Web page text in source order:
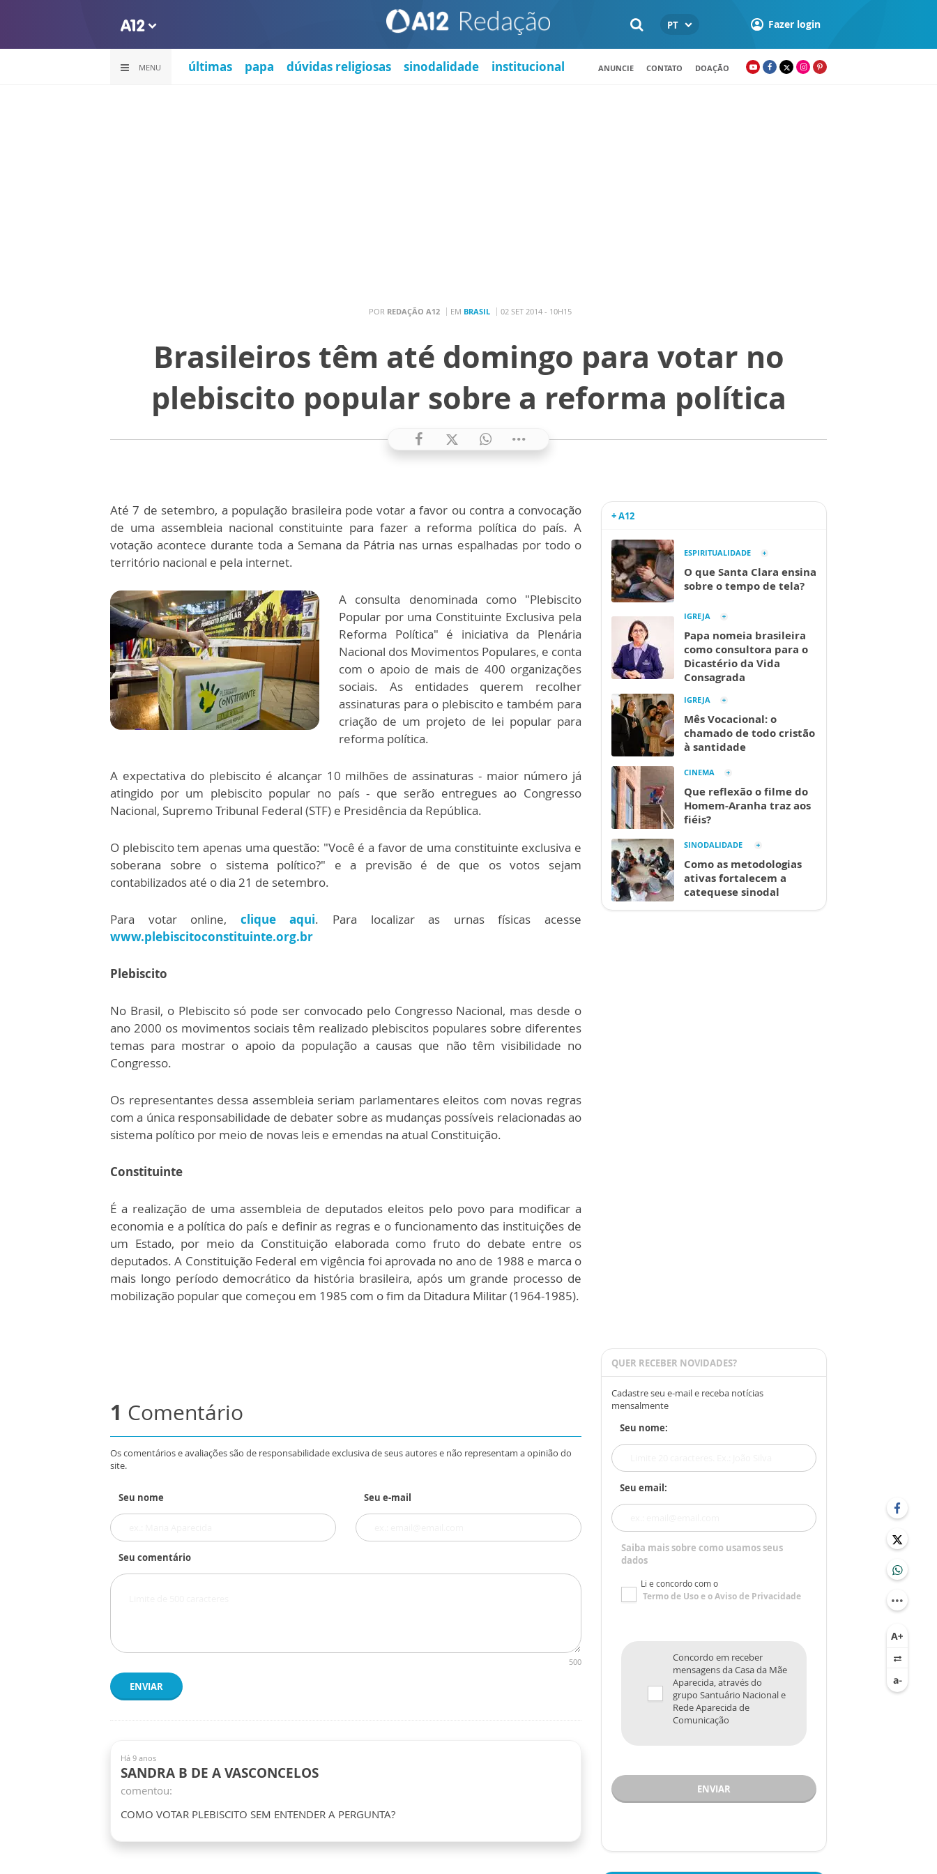
PT Fazer login
MENU últimas papa dúvidas religiosas sinodalidade institucional ANUNCIE CONTATO DOAÇÃO
POR REDAÇÃO A12 EM BRASIL 02 SET 2014 - 10H15
Brasileiros têm até domingo para votar no
plebiscito popular sobre a reforma política
Até 7 de setembro, a população brasileira pode votar a favor ou contra a convocação
de uma assembleia nacional constituinte para fazer a reforma política do país. A
votação acontece durante toda a Semana da Pátria nas urnas espalhadas por todo o
território nacional e pela internet.
A consulta denominada como "Plebiscito
Popular por uma Constituinte Exclusiva pela
Reforma Política" é iniciativa da Plenária
Nacional dos Movimentos Populares, e conta
com o apoio de mais de 400 organizações
sociais. As entidades querem recolher
assinaturas para o plebiscito e também para
criação de um projeto de lei popular para
reforma política.
A expectativa do plebiscito é alcançar 10 milhões de assinaturas - maior número já
atingido por um plebiscito popular no país - que serão entregues ao Congresso
Nacional, Supremo Tribunal Federal (STF) e Presidência da República.
O plebiscito tem apenas uma questão: "Você é a favor de uma constituinte exclusiva e
soberana sobre o sistema político?" e a previsão é de que os votos sejam
contabilizados até o dia 21 de setembro.
Para votar online, clique aqui. Para localizar as urnas físicas acesse
www.plebiscitoconstituinte.org.br
Plebiscito
No Brasil, o Plebiscito só pode ser convocado pelo Congresso Nacional, mas desde o
ano 2000 os movimentos sociais têm realizado plebiscitos populares sobre diferentes
temas para mostrar o apoio da população a causas que não têm visibilidade no
Congresso.
Os representantes dessa assembleia seriam parlamentares eleitos com novas regras
com a única responsabilidade de debater sobre as mudanças possíveis relacionadas ao
sistema político por meio de novas leis e emendas na atual Constituição.
Constituinte
É a realização de uma assembleia de deputados eleitos pelo povo para modificar a
economia e a política do país e definir as regras e o funcionamento das instituições de
um Estado, por meio da Constituição elaborada como fruto do debate entre os
deputados. A Constituição Federal em vigência foi aprovada no ano de 1988 e marca o
mais longo período democrático da história brasileira, após um grande processo de
mobilização popular que começou em 1985 com o fim da Ditadura Militar (1964-1985).
1 Comentário
Os comentários e avaliações são de responsabilidade exclusiva de seus autores e não representam a opinião do
site.
Seu nome Seu e-mail
Seu comentário
500
ENVIAR
Há 9 anos
SANDRA B DE A VASCONCELOS
comentou:
COMO VOTAR PLEBISCITO SEM ENTENDER A PERGUNTA?
+ A12
ESPIRITUALIDADE
O que Santa Clara ensina
sobre o tempo de tela?
IGREJA
Papa nomeia brasileira
como consultora para o
Dicastério da Vida
Consagrada
IGREJA
Mês Vocacional: o
chamado de todo cristão
à santidade
CINEMA
Que reflexão o filme do
Homem-Aranha traz aos
fiéis?
SINODALIDADE
Como as metodologias
ativas fortalecem a
catequese sinodal
QUER RECEBER NOVIDADES?
Cadastre seu e-mail e receba notícias
mensalmente
Seu nome:
Seu email:
Saiba mais sobre como usamos seus
dados
Li e concordo com o
Termo de Usoe oAviso de Privacidade
Concordo em receber
mensagens da Casa da Mãe
Aparecida, através do
grupo Santuário Nacional e
Rede Aparecida de
Comunicação
ENVIAR